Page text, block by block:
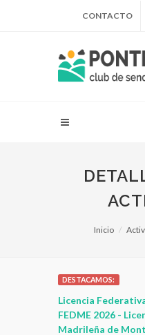
CONTACTO
Inicio
DESTACAMOS:
Licencia
FEDME 2026 -
Madrileña de